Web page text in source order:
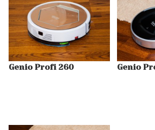
Genio Profi 260 Genio